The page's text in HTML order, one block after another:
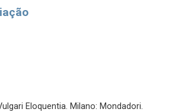
Eloquentia. Milano: Mondadori.